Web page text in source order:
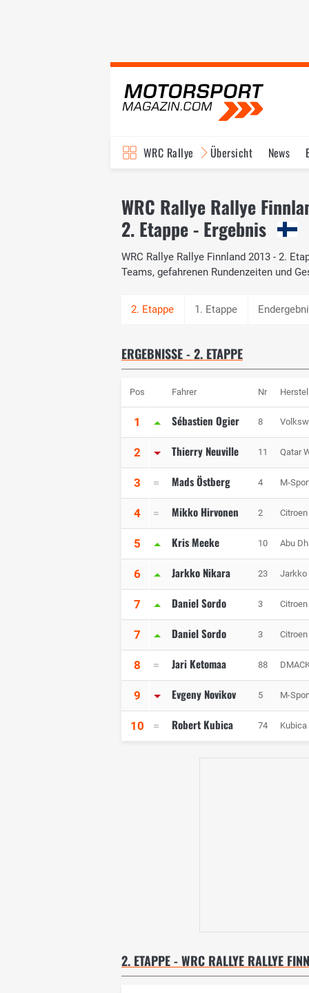
WRC Rallye Übersicht News
WRC Rallye Rallye
2. Etappe - Ergebnis
WRC Rallye Rallye Finnland 2013 - 2.
Teams, gefahrenen Rundenzeiten und
1. Etappe
ERGEBNISSE - 2. ETAPPE
Pos Fahrer Nr
1 Sébastien Ogier 8
2 Thierry Neuville 11 Qatar
3 Mads Östberg 4 M-
4 Mikko Hirvonen 2
5 Kris Meeke 10 Abu
6 Jarkko Nikara 23 Jarkko
7 Daniel Sordo 3
7 Daniel Sordo 3
8 Jari Ketomaa 88
9 Evgeny Novikov 5 M-
10 Robert Kubica 74 Kubica
2. ETAPPE - WRC RALLYE RALLYE